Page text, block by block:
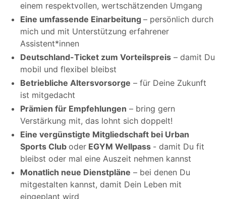
einem respektvollen, wertschätzenden Umgang
Eine umfassende Einarbeitung – persönlich durch
mich und mit Unterstützung erfahrener
Assistent*innen
Deutschland-Ticket zum Vorteilspreis – damit Du
mobil und flexibel bleibst
Betriebliche Altersvorsorge – für Deine Zukunft
ist mitgedacht
Prämien für Empfehlungen – bring gern
Verstärkung mit, das lohnt sich doppelt!
Eine vergünstigte Mitgliedschaft bei Urban
Sports Club oder EGYM Wellpass - damit Du fit
bleibst oder mal eine Auszeit nehmen kannst
Monatlich neue Dienstpläne – bei denen Du
mitgestalten kannst, damit Dein Leben mit
eingeplant wird